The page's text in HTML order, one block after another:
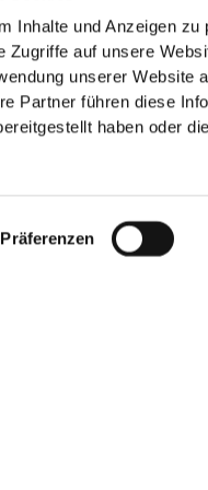
Inhalte und Anzeigen
Zugriffe auf unsere
unserer Website
Partner führen diese
haben oder
Präferenzen
Blase,
& Abwehr
Alles
Herz,